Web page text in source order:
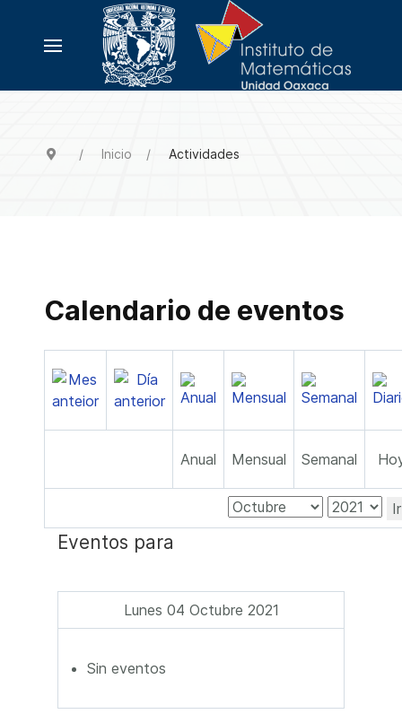
Inicio Actividades
Calendario de eventos
Anual Mensual Semanal
Eventos para
Lunes 04 Octubre 2021
Sin eventos